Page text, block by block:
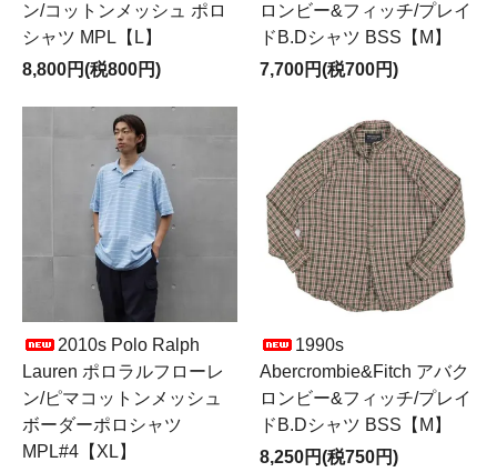
ン/コットンメッシュ ポロ
シャツ MPL【L】
8,800円(税800円)
ロンビー&フィッチ/プレイ
ドB.Dシャツ BSS【M】
7,700円(税700円)
2010s Polo Ralph
Lauren ポロラルフローレ
ン/ピマコットンメッシュ
ボーダーポロシャツ
MPL#4【XL】
1990s
Abercrombie&Fitch アバク
ロンビー&フィッチ/プレイ
ドB.Dシャツ BSS【M】
8,250円(税750円)